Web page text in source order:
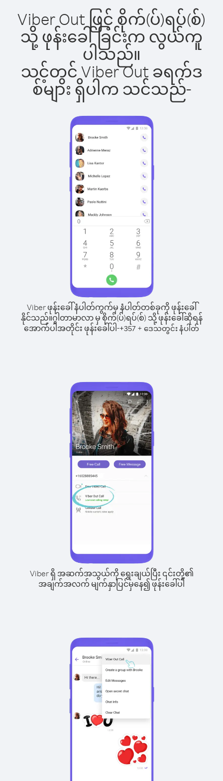
Viber Out ဖြင့် စိုက်(ပ်)ရပ်(စ်)
သို့ ဖုန်းခေါ်ခြင်းက လွယ်ကူ
ပါသည်။
သင့်တွင် Viber Out ခရက်ဒ
စ်များ ရှိပါက သင်သည်-
Viber ဖုန်းခေါ်နံပါတ်ကွက်မှ နံပါတ်တစ်ခုကို ဖုန်းခေါ်
နိုင်သည်။ဂွါတာမာလာ မှ စိုက်(ပ်)ရပ်(စ်) သို့ ဖုန်းခေါ်ဆိုရန်
အောက်ပါအတိုင်း ဖုန်းခေါ်ပါ-+357 + ဒေသတွင်း နံပါတ်
Viber ရှိ အဆက်အသွယ်ကို ရွေးချယ်ပြီး ၎င်းတို့၏
အချက်အလက် မျက်နှာပြင်မှနေ၍ ဖုန်းခေါ်ပါ